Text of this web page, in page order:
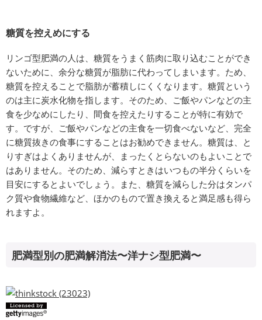
糖質を控えめにする
リンゴ型肥満の人は、糖質をうまく筋肉に取り込むことができ
ないために、余分な糖質が脂肪に代わってしまいます。ため、
糖質を控えることで脂肪が蓄積しにくくなります。糖質という
のは主に炭水化物を指します。そのため、ご飯やパンなどの主
食を少なめにしたり、間食を控えたりすることが特に有効で
す。ですが、ご飯やパンなどの主食を一切食べないなど、完全
に糖質抜きの食事にすることはお勧めできません。糖質は、と
りすぎはよくありませんが、まったくとらないのもよいことで
はありません。そのため、減らすときはいつもの半分くらいを
目安にするとよいでしょう。また、糖質を減らした分はタンパ
ク質や食物繊維など、ほかのもので置き換えると満足感も得ら
れますよ。
肥満型別の肥満解消法〜洋ナシ型肥満〜